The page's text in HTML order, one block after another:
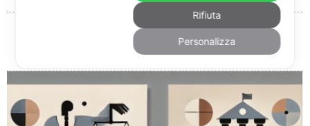
Giuseppe Monardo
08:06
Nessun commento
Rifiuta
Personalizza